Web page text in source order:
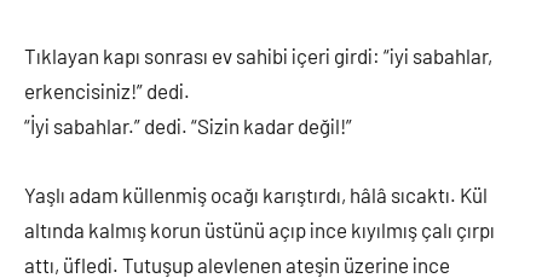
Tıklayan kapı sonrası ev sahibi içeri girdi: “iyi sabahlar,
erkencisiniz!” dedi.
“İyi sabahlar.” dedi. “Sizin kadar değil!”
Yaşlı adam küllenmiş ocağı karıştırdı, hâlâ sıcaktı. Kül
altında kalmış korun üstünü açıp ince kıyılmış çalı çırpı
attı, üfledi. Tutuşup alevlenen ateşin üzerine ince